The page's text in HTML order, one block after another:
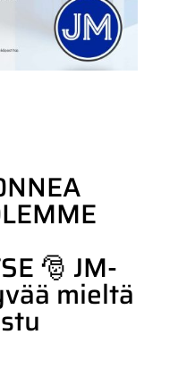
🎅 JM-
mieltä